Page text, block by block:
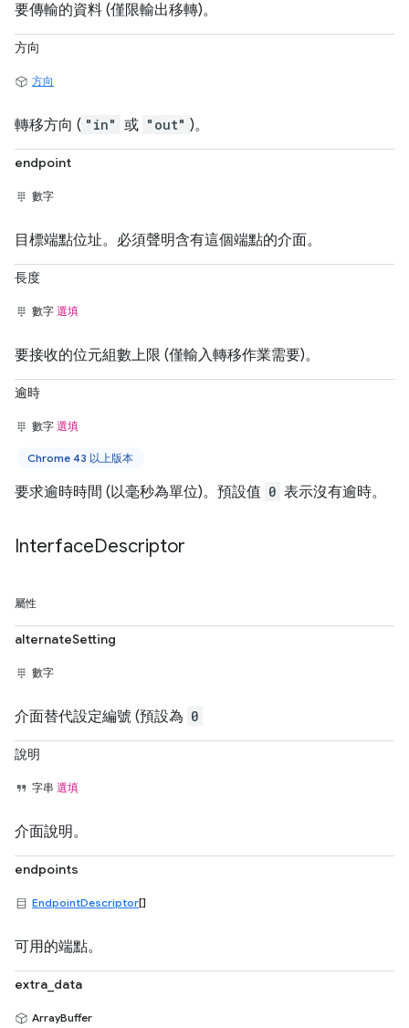
要傳輸的資料 (僅限輸出移轉)。
方向
方向
轉移方向 ( "in" 或 "out" )。
endpoint
數字
目標端點位址。必須聲明含有這個端點的介面。
長度
數字 選填
要接收的位元組數上限 (僅輸入轉移作業需要)。
逾時
數字 選填
Chrome 43 以上版本
要求逾時時間 (以毫秒為單位)。預設值 0 表示沒有逾時。
InterfaceDescriptor
屬性
alternateSetting
數字
介面替代設定編號 (預設為 0
說明
字串 選填
介面說明。
endpoints
EndpointDescriptor[]
可用的端點。
extra_data
ArrayBuffer